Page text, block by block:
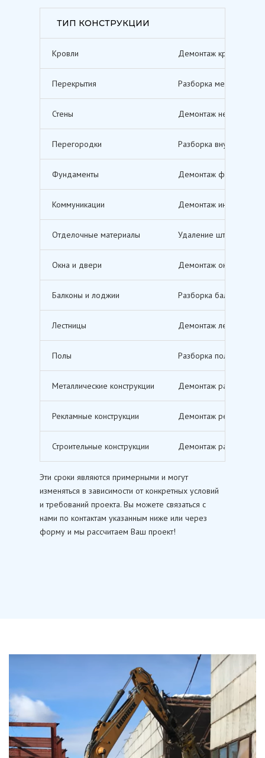
ТИП КОНСТРУКЦИИ
Кровли Демонтаж кровельных
Перекрытия Разборка межэтажных
Стены Демонтаж несущих и
Перегородки Разборка внутренних
Фундаменты Демонтаж
Коммуникации Демонтаж инженерных
Отделочные материалы Удаление штукатурки,
Окна и двери Демонтаж оконных и
Балконы и лоджии Разборка балконов и
Лестницы Демонтаж лестничных
Полы Разборка полов,
Металлические конструкции Демонтаж различных
Рекламные конструкции Демонтаж рекламных
Строительные конструкции Демонтаж различных
Эти сроки являются примерными и могут
изменяться в зависимости от конкретных условий
и требований проекта. Вы можете связаться с
нами по контактам указанным ниже или через
форму и мы рассчитаем Ваш проект!